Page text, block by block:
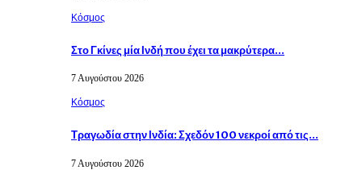
Κόσμος
Στο Γκίνες μία Ινδή που έχει τα μακρύτερα…
7 Αυγούστου 2026
Κόσμος
Τραγωδία στην Ινδία: Σχεδόν 100 νεκροί από τις…
7 Αυγούστου 2026